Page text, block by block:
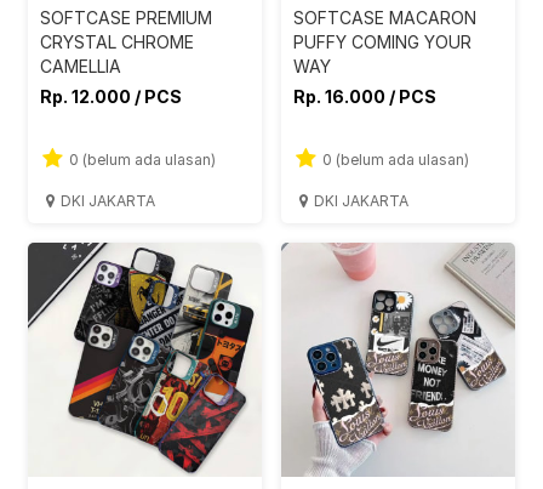
SOFTCASE PREMIUM
CRYSTAL CHROME
CAMELLIA
Rp. 12.000 / PCS
0 (belum ada ulasan)
DKI JAKARTA
SOFTCASE MACARON
PUFFY COMING YOUR
WAY
Rp. 16.000 / PCS
0 (belum ada ulasan)
DKI JAKARTA